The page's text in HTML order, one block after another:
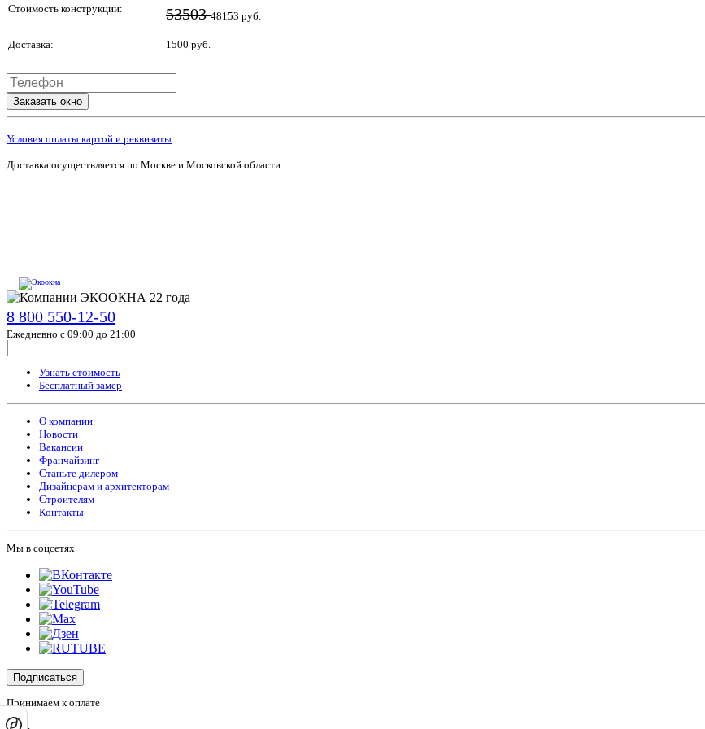
Стоимость конструкции: 5350348153 руб.
Доставка: 1500 руб.
Заказать окно
Условия оплаты картой и реквизиты
Доставка осуществляется по Москве и Московской области.
8 800 550-12-50
Ежедневно с 09:00 до 21:00
Узнать стоимость
Бесплатный замер
О компании
Новости
Вакансии
Франчайзинг
Станьте дилером
Дизайнерам и архитекторам
Строителям
Контакты
Мы в соцсетях
Подписаться
Принимаем к оплате